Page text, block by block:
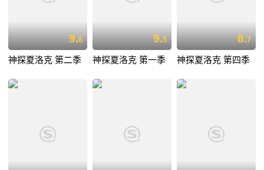
9.6
神探夏洛克 第二季
9.5
神探夏洛克 第一季
8.7
神探夏洛克 第四季